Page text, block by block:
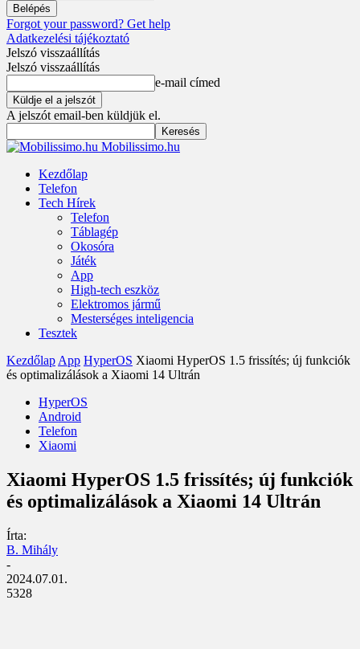
Forgot your password? Get help
Adatkezelési tájékoztató
Jelszó visszaállítás
Jelszó visszaállítás
e-mail címed
A jelszót email-ben küldjük el.
Mobilissimo.hu
Kezdőlap
Telefon
Tech Hírek
Telefon
Táblagép
Okosóra
Játék
App
High-tech eszköz
Elektromos jármű
Mesterséges inteligencia
Tesztek
Kezdőlap App HyperOS Xiaomi HyperOS 1.5 frissítés; új funkciók
és optimalizálások a Xiaomi 14 Ultrán
HyperOS
Android
Telefon
Xiaomi
Xiaomi HyperOS 1.5 frissítés; új funkciók
és optimalizálások a Xiaomi 14 Ultrán
Írta:
B. Mihály
-
2024.07.01.
5328